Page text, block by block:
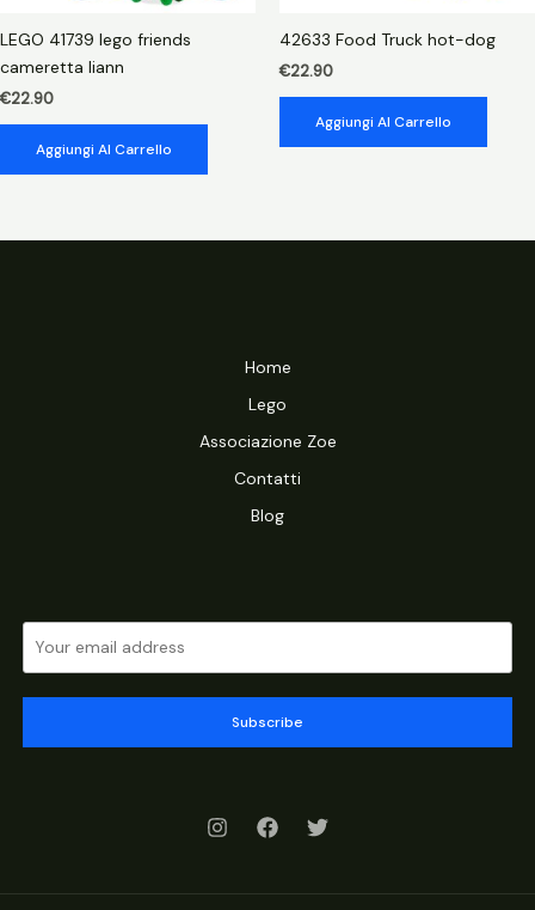
LEGO 41739 lego friends
cameretta liann
€22.90
Aggiungi Al Carrello
42633 Food Truck hot-dog
€22.90
Aggiungi Al Carrello
Home
Lego
Associazione Zoe
Contatti
Blog
Subscribe